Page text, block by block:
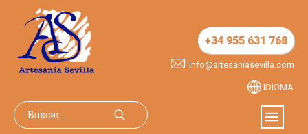
+34 955 631 768
info@artesaniasevilla.com
IDIOMA